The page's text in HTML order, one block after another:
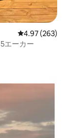
レビュー263
4.97 (263)
エーカー